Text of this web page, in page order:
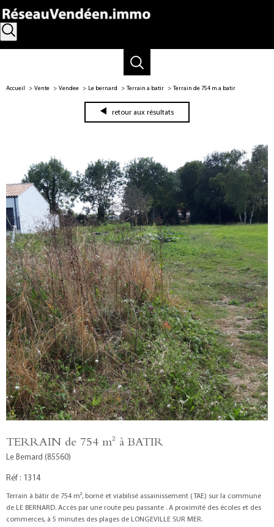
Accueil Vente Vendee Le bernard Terrain a batir Terrain de 754 m a batir
retour aux résultats
TERRAIN de 754 m² à BATIR
Le Bernard (85560)
Réf : 1314
Terrain à bâtir de 754 m², borné et viabilisé assainissement (TAE) sur la commune
de LE BERNARD. Accès par une route peu passante . A proximité des écoles et des
commerces, à 5 minutes des plages de LONGEVILLE SUR MER.